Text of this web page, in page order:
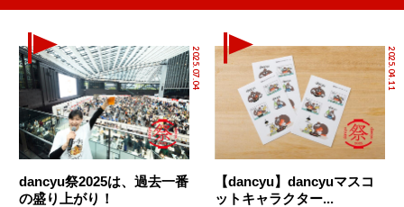
2025.07.04
dancyu祭2025は、過去一番
の盛り上がり！
2025.04.11
【dancyu】dancyuマスコ
ットキャラクター...